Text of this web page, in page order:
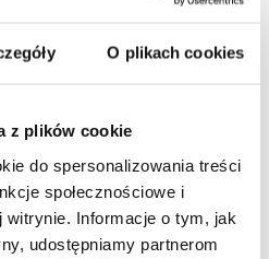
O plikach cookies
z plików cookie
do spersonalizowania treści
społecznościowe i
Informacje o tym, jak
udostępniamy partnerom